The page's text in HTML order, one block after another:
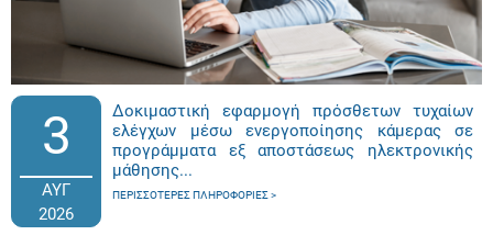
3
ΑΥΓ
2026
Δοκιμαστική εφαρμογή πρόσθετων τυχαίων
ελέγχων μέσω ενεργοποίησης κάμερας σε
προγράμματα εξ αποστάσεως ηλεκτρονικής
μάθησης...
ΠΕΡΙΣΣΌΤΕΡΕΣ ΠΛΗΡΟΦΟΡΊΕΣ